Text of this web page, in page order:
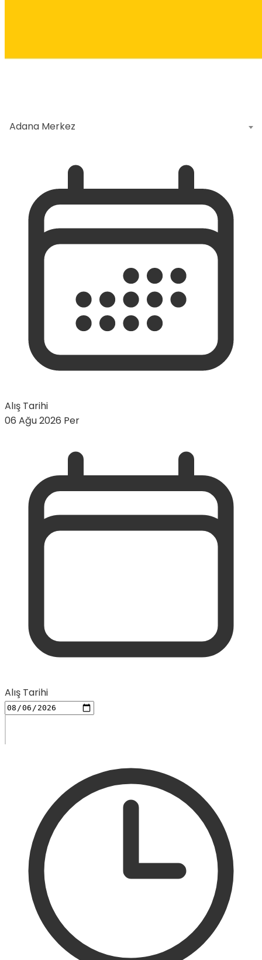
Adana Merkez
Alış Tarihi
06 Ağu 2026 Per
Alış Tarihi